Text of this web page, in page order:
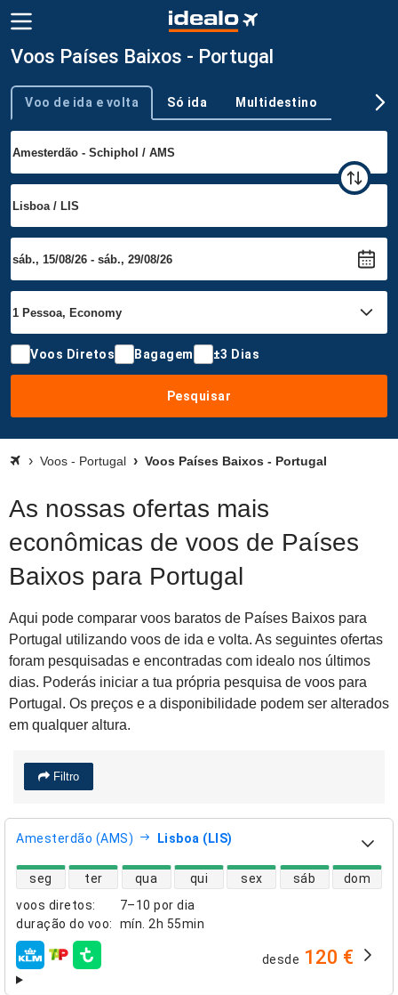
Voos Países Baixos - Portugal
Tipo de viagem
Voo de ida e volta Só ida Multidestino
Voos Diretos Bagagem ±3 Dias
Pesquisar
Voos - Portugal Voos Países Baixos - Portugal
As nossas ofertas mais
econômicas de voos de Países
Baixos para Portugal
Aqui pode comparar voos baratos de Países Baixos para
Portugal utilizando voos de ida e volta. As seguintes ofertas
foram pesquisadas e encontradas com idealo nos últimos
dias. Poderás iniciar a tua própria pesquisa de voos para
Portugal. Os preços e a disponibilidade podem ser alterados
em qualquer altura.
Filtro
Amesterdão (AMS) Lisboa (LIS)
voos diretos:
7–10 por dia
duração do voo: mín. 2h 55min
disponibilidade de voos diretos
seg ter qua qui sex sáb dom
companhias aéreas desde 120 €